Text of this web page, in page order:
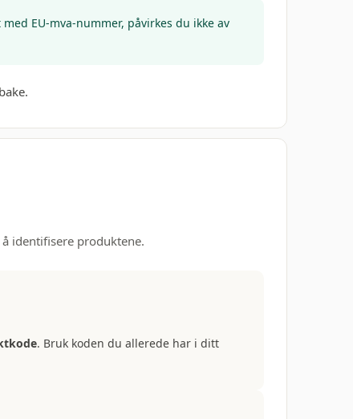
EU-mva-nummer, påvirkes du ikke av
identifisere produktene.
. Bruk koden du allerede har i ditt